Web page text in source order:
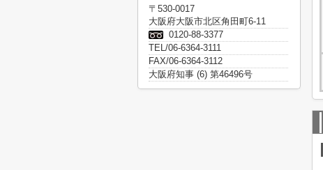
〒530-0017
大阪府大阪市北区角田町6-11
0120-88-3377
TEL/06-6364-3111
FAX/06-6364-3112
大阪府知事 (6) 第46496号